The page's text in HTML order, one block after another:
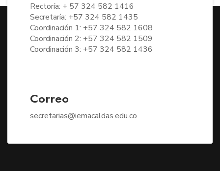
Rectoría: + 57 324 582 1416
Secretaría: +57 324 582 1435
Coordinación 1: +57 324 582 1608
Coordinación 2: +57 324 582 1509
Coordinación 3: +57 324 582 1436
Correo
secretarias@iemacaldas.edu.co